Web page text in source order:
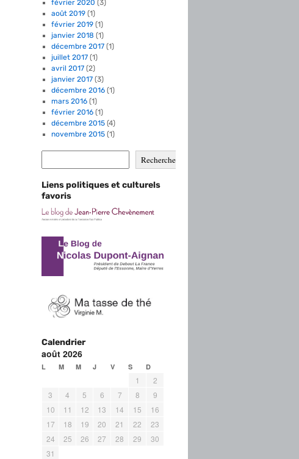
février 2020 (3)
août 2019(1)
février 2019(1)
janvier 2018 (1)
décembre 2017(1)
juillet 2017(1)
avril 2017(2)
janvier 2017(3)
décembre 2016(1)
mars 2016(1)
février 2016(1)
décembre 2015(4)
novembre 2015(1)
Rechercher
Liens politiques et culturels
favoris
Calendrier
août 2026
L M M J V S D
1
2
3
4 5 6 7 8
9
10
11 12 13 14 15
16
17
18 19 20 21 22
23
24
25 26 27 28 29
30
31